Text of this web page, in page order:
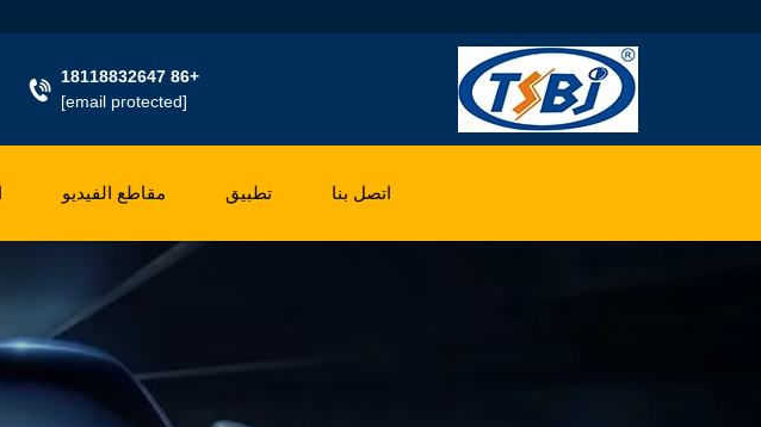
+86 18118832647
[email protected]
مقاطع الفيديو تطبيق اتصل بنا